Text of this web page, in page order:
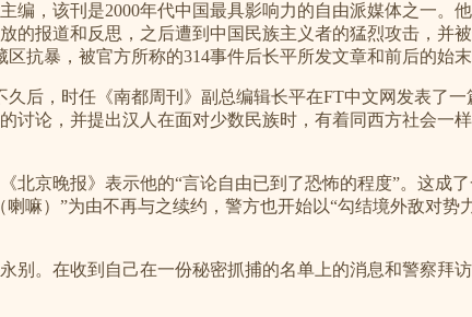
，该刊是2000年代中国最具影响力的自由派媒体之一。
的报道和反思，之后遭到中国民族主义者的猛烈攻击，并
抗暴，被官方所称的314事件后长平所发文章和前后的始末
久后，时任《南都周刊》副总编辑长平在FT中文网发表了
讨论，并提出汉人在面对少数民族时，有着同西方社会一
北京晚报》表示他的“言论自由已到了恐怖的程度”。这成
嘛）”为由不再与之续约，警方也开始以“勾结境外敌对
别。在收到自己在一份秘密抓捕的名单上的消息和警察拜